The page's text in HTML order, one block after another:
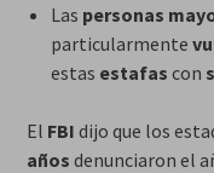
Las personas
particularmente
estas estafas con
El FBI dijo que los
años denunciaron el